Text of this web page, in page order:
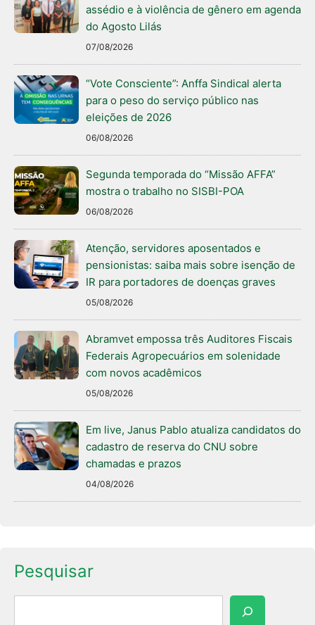
assédio e à violência de gênero em agenda
do Agosto Lilás
07/08/2026
“Vote Consciente”: Anffa Sindical alerta
para o peso do serviço público nas
eleições de 2026
06/08/2026
Segunda temporada do “Missão AFFA”
mostra o trabalho no SISBI-POA
06/08/2026
Atenção, servidores aposentados e
pensionistas: saiba mais sobre isenção de
IR para portadores de doenças graves
05/08/2026
Abramvet empossa três Auditores Fiscais
Federais Agropecuários em solenidade
com novos acadêmicos
05/08/2026
Em live, Janus Pablo atualiza candidatos do
cadastro de reserva do CNU sobre
chamadas e prazos
04/08/2026
Pesquisar